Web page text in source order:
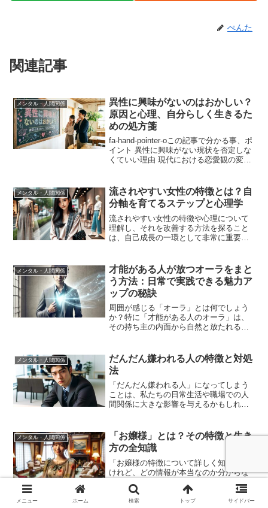
ぺんた
関連記事
メンタル・人間関係
異性に興味がないのはおかしい？
原因と心理、自分らしく生きるた
めの処方箋
fa-hand-pointer-oこの記事で分かる事、ポ
イント 異性に興味がない現状を否定しな
くていい理由 現代における恋愛観の変化
マや一人の時間の充実による影響 ...
メンタル・人間関係
流されやすい女性の特徴とは？自
分軸を育てるステップと心理学
流されやすい女性の特徴や心理について
理解し、それを改善する方法を探ること
は、自己成長の一環として非常に重要で
心理的背景に迫ります。また、自立した
行動を促すための実践的な...
メンタル・人間関係
才能がある人が放つオーラをまと
う方法：日常で実践できる魅力ア
ップの秘訣
周囲が感じる「オーラ」とは何でしょう
か？特に「才能がある人のオーラ」は、
その持ち主の内面から自然と放たれる、
ら生まれます。この記事では、そんな才
能がある人たちがどのよう...
メンタル・人間関係
だんだん嫌われる人の特徴と対処
法
「だんだん嫌われる人」になってしまう
ことは、私たちの日常生活や職場での人
間関係に大きな影響を与えるかもしれま
記事で解決策をご紹介します。◆本記事
で得られる内容1. だん...
メンタル・人間関係
「お嬢様」とは？その特徴と生き
方の全知識
「お嬢様の特徴について詳しく知りたい
けれど、どの情報が本当なのか分からな
この記事を読むことで、本物のお嬢様の
世界を正しく理解できるようになりま
メニュー ホーム 検索 トップ サイドバー